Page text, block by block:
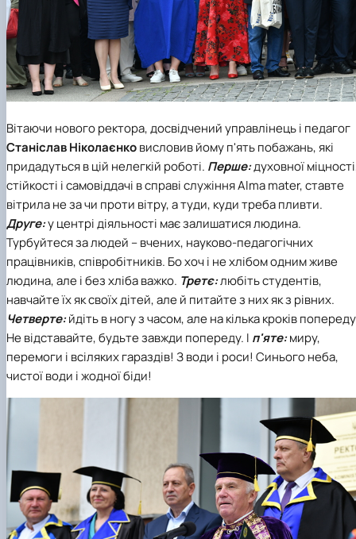
Вітаючи нового ректора, досвідчений управлінець і педагог
Станіслав Ніколаєнковисловив йому п'ять побажань, які
придадуться в цій нелегкій роботі. Перше:духовної
стійкості і самовіддачі в справі служіння Аlma mater, ставте
вітрила не за чи проти вітру, а туди, куди треба пливти.
Друге:у центрі діяльності має залишатися людина.
Турбуйтеся за людей – вчених, науково-педагогічних
працівників, співробітників. Бо хоч і не хлібом одним живе
людина, але і без хліба важко. Третє:любіть студентів,
навчайте їх як своїх дітей, але й питайте з них як з рівних.
Четверте:йдіть в ногу з часом, але на кілька кроків
Не відставайте, будьте завжди попереду. І п'яте:миру,
перемоги і всіляких гараздів! З води і роси! Синього неба,
чистої води і жодної біди!